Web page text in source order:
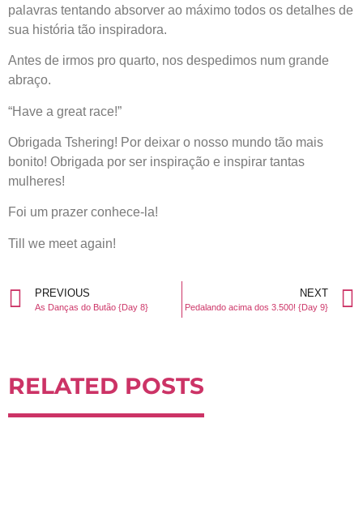
palavras tentando absorver ao máximo todos os detalhes de
sua história tão inspiradora.
Antes de irmos pro quarto, nos despedimos num grande
abraço.
“Have a great race!”
Obrigada Tshering! Por deixar o nosso mundo tão mais
bonito! Obrigada por ser inspiração e inspirar tantas
mulheres!
Foi um prazer conhece-la!
Till we meet again!
PREVIOUS
As Danças do Butão {Day 8}
NEXT
Pedalando acima dos 3.500! {Day 9}
RELATED POSTS